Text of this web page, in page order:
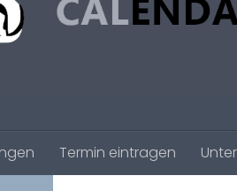
Termin eintragen